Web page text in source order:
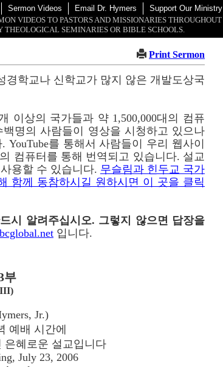
Sermon Videos Email Dr. Hymers Support Our Ministry
VIDEOS TO PASTORS AND MISSIONARIES THROUGHOUT
SEMINARIES OR BIBLE SCHOOLS.
Print Sermon
학교나 신학교가 많지 않은 개발도상국
이상의 국가들과 약 1,500,000대의 컴퓨
명의 사람들이 영상을 시청하고 있으나
를 통해서 사람들이 우리 웹사이
컴퓨터를 통해 번역되고 있습니다. 설교
용할 수 있습니다. 무슬림과 힌두교 국가
함께 동참하시길 원하시면 이 곳을 클릭
시 알려주십시오. 그렇지 않으면 답장을
입니다.
부
Jr.)
예배 시간에
은혜로운 설교입니다
July 23, 2006